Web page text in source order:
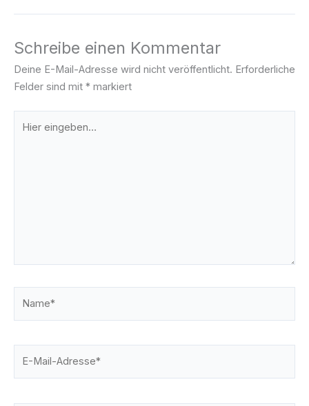
Schreibe einen Kommentar
Deine E-Mail-Adresse wird nicht veröffentlicht. Erforderliche
Felder sind mit * markiert
eingeben…